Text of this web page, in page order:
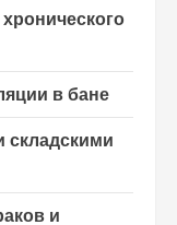
в бане
и